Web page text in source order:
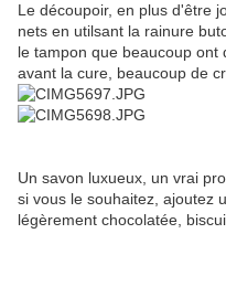
Le découpoir, en plus d'être
nets en utilsant la rainure
le tampon que beaucoup
avant la cure, beaucoup de
Un savon luxueux, un vrai
si vous le souhaitez, ajoutez
légèrement chocolatée,